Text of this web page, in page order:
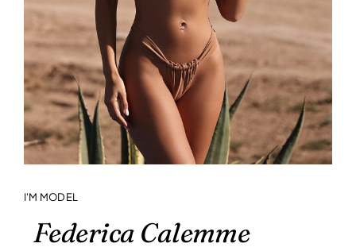
I'M MODEL
Federica Calemme